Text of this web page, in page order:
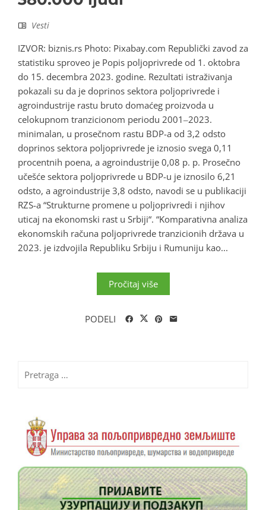
Vesti
IZVOR: biznis.rs Photo: Pixabay.com Republički zavod za
statistiku sproveo je Popis poljoprivrede od 1. oktobra
do 15. decembra 2023. godine. Rezultati istraživanja
pokazali su da je doprinos sektora poljoprivrede i
agroindustrije rastu bruto domaćeg proizvoda u
celokupnom tranzicionom periodu 2001‒2023.
minimalan, u prosečnom rastu BDP-a od 3,2 odsto
doprinos sektora poljoprivrede je iznosio svega 0,11
procentnih poena, a agroindustrije 0,08 p. p. Prosečno
učešće sektora poljoprivrede u BDP-u je iznosilo 6,21
odsto, a agroindustrije 3,8 odsto, navodi se u publikaciji
RZS-a “Strukturne promene u poljoprivredi i njihov
uticaj na ekonomski rast u Srbiji“. “Komparativna analiza
ekonomskih računa poljoprivrede tranzicionih država u
2023. je izdvojila Republiku Srbiju i Rumuniju kao...
Pročitaj više
PODELI
za: